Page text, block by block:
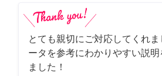
とても親切にご対応してくれ
ータを参考にわかりやすい説
ました！